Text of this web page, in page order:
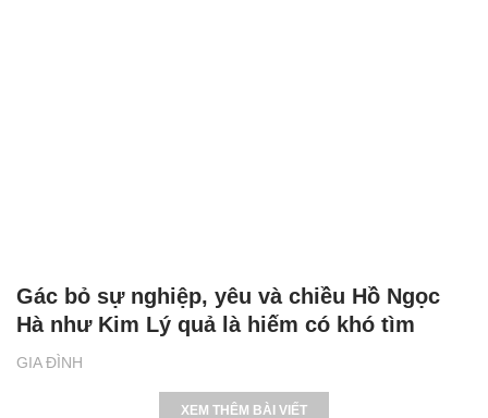
GIA ĐÌNH
Gác bỏ sự nghiệp, yêu và chiều Hồ Ngọc
Hà như Kim Lý quả là hiếm có khó tìm
XEM THÊM BÀI VIẾT